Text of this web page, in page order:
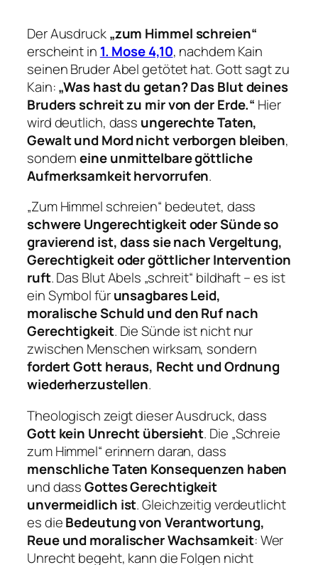
Der Ausdruck„zum Himmel schreien“
erscheint in 1. Mose 4,10, nachdem Kain
seinen Bruder Abel getötet hat. Gott sagt zu
Kain:„Was hast du getan? Das Blut deines
Bruders schreit zu mir von der Erde.“ Hier
wird deutlich, dass ungerechte Taten,
Gewalt und Mord nicht verborgen bleiben,
sonderneine unmittelbare göttliche
Aufmerksamkeit hervorrufen.
„Zum Himmel schreien“ bedeutet, dass
schwere Ungerechtigkeit oder Sünde so
gravierend ist, dass sie nach Vergeltung,
Gerechtigkeit oder göttlicher Intervention
ruft. Das Blut Abels „schreit“ bildhaft – es ist
ein Symbol fürunsagbares Leid,
moralische Schuld und den Ruf nach
Gerechtigkeit. Die Sünde ist nicht nur
zwischen Menschen wirksam, sondern
fordert Gott heraus, Recht und Ordnung
wiederherzustellen.
Theologisch zeigt dieser Ausdruck, dass
Gott kein Unrecht übersieht. Die „Schreie
zum Himmel“ erinnern daran, dass
menschliche Taten Konsequenzen haben
und dassGottes Gerechtigkeit
unvermeidlich ist. Gleichzeitig verdeutlicht
es dieBedeutung von Verantwortung,
Reue und moralischer Wachsamkeit: Wer
Unrecht begeht, kann die Folgen nicht